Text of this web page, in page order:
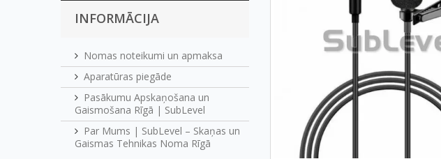
INFORMĀCIJA
Nomas noteikumi un apmaksa
Aparatūras piegāde
Pasākumu Apskaņošana un
Gaismošana Rīgā | SubLevel
Par Mums | SubLevel – Skaņas un
Gaismas Tehnikas Noma Rīgā